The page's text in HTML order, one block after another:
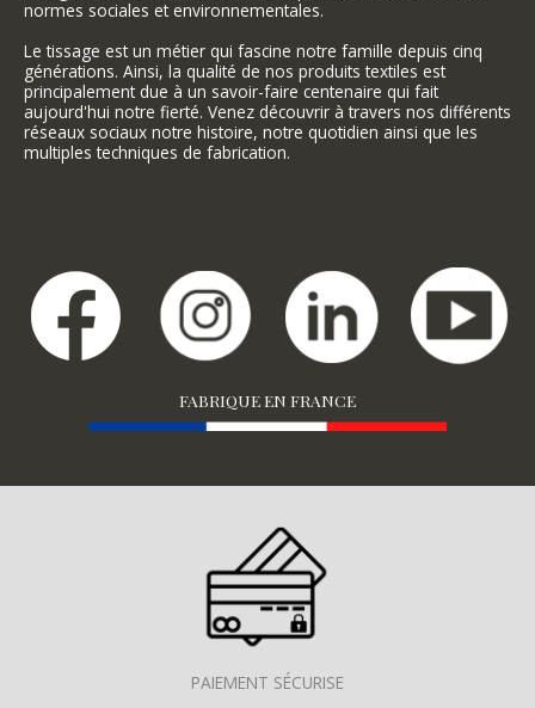
normes sociales et environnementales.
Le tissage est un métier qui fascine notre famille depuis cinq
générations. Ainsi, la qualité de nos produits textiles est
principalement due à un savoir-faire centenaire qui fait
aujourd'hui notre fierté. Venez découvrir à travers nos différents
réseaux sociaux notre histoire, notre quotidien ainsi que les
multiples techniques de fabrication.
FABRIQUE EN FRANCE
PAIEMENT SÉCURISE